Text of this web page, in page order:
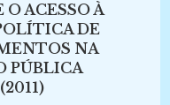
ACESSO À
DE
NA
PÚBLICA